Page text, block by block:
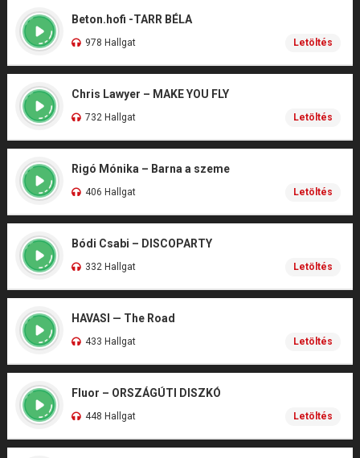
Beton.hofi -TARR BÉLA
978 Hallgat Letöltés
Chris Lawyer – MAKE YOU FLY
732 Hallgat Letöltés
Rigó Mónika – Barna a szeme
406 Hallgat Letöltés
Bódi Csabi – DISCOPARTY
332 Hallgat Letöltés
HAVASI — The Road
433 Hallgat Letöltés
Fluor – ORSZÁGÚTI DISZKÓ
448 Hallgat Letöltés